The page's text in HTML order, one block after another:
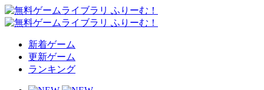
新着ゲーム
更新ゲーム
ランキング